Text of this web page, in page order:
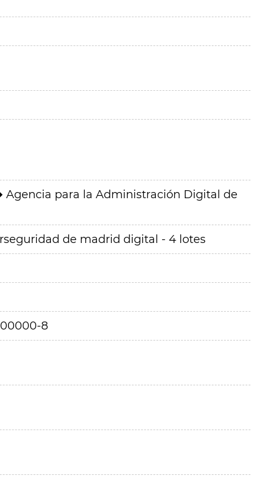
Agencia para la Administración Digital de
de madrid digital - 4 lotes
8